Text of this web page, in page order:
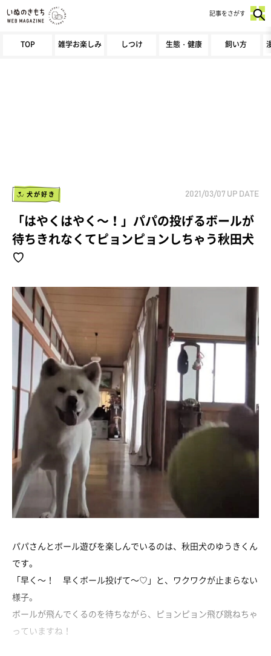
TOP 雑学お楽しみ しつけ 生態・健康 飼い方
記事をさがす
犬が好き 2021/03/07 UP DATE
「はやくはやく～！」パパの投げるボールが
待ちきれなくてピョンピョンしちゃう秋田犬
♡
パパさんとボール遊びを楽しんでいるのは、秋田犬のゆうきくん
です。
「早く～！ 早くボール投げて～♡」と、ワクワクが止まらない
様子。
ボールが飛んでくるのを待ちながら、ピョンピョン飛び跳ねちゃ
っていますね！